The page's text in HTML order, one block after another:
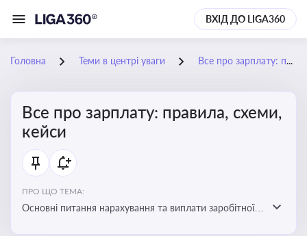
ВХІД ДО LIGA360
Головна Теми в центрі уваги Все про зарплату: правила, схеми, кейси
Все про зарплату: правила, схеми,
кейси
ПРО ЩО ТЕМА:
Основні питання нарахування та виплати заробітної